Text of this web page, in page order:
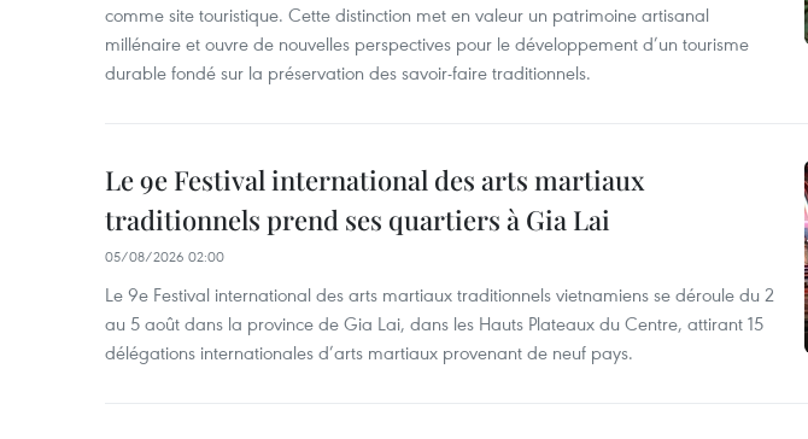
comme site touristique. Cette distinction met en valeur un patrimoine artisanal
millénaire et ouvre de nouvelles perspectives pour le développement d’un tourisme
durable fondé sur la préservation des savoir-faire traditionnels.
Le 9e Festival international des arts martiaux
traditionnels prend ses quartiers à Gia Lai
05/08/2026 02:00
Le 9e Festival international des arts martiaux traditionnels vietnamiens se déroule du 2
au 5 août dans la province de Gia Lai, dans les Hauts Plateaux du Centre, attirant 15
délégations internationales d’arts martiaux provenant de neuf pays.